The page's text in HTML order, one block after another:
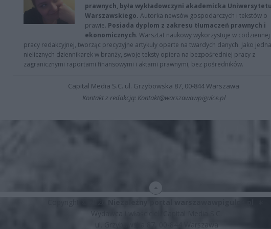
prawnych, była wykładowczyni akademicka
Warszawskiego. Autorka newsów gospodarczych i tekstów o
prawie. Posiada dyplom z zakresu tłumaczeń prawnych i
ekonomicznych. Warsztat naukowy wykorzystuje w codziennej
pracy redakcyjnej, tworząc precyzyjne artykuły oparte na twardych danych. Jako
nielicznych dziennikarek w branży, swoje teksty opiera na bezpośredniej pracy z
zagranicznymi raportami finansowymi i aktami prawnymi, bez pośredników.
Capital Media S.C. ul. Grzybowska 87, 00-844 Warszawa
Kontakt z redakcją: Kontakt@warszawawpigulce.pl
Wydawca i właściciel: Capital Media S.C.
ul. Grzybowska 87, 00-844 Warszawa